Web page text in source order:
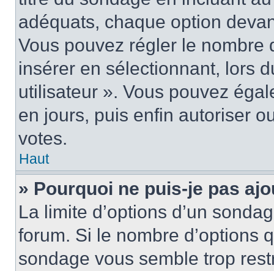
adéquats, chaque option
Vous pouvez régler le nombre
insérer en sélectionnant, lors
utilisateur ». Vous pouvez
en jours, puis enfin autoriser
votes.
Haut
» Pourquoi ne puis-je pas
La limite d’options d’un
forum. Si le nombre d’options
sondage vous semble trop